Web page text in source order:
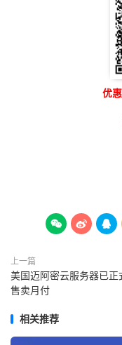
优
  
上一篇
美国迈阿密云服务器已正
售卖月付
相关推荐